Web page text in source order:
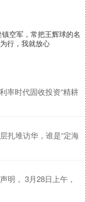
空军，常把王辉球的名
行，我就放心
率时代固收投资“精耕
扎堆访华，谁是“定海
明， 3月28日上午，